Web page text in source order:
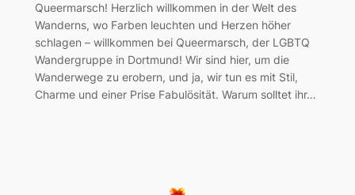
Queermarsch! Herzlich willkommen in der Welt des
Wanderns, wo Farben leuchten und Herzen höher
schlagen – willkommen bei Queermarsch, der LGBTQ
Wandergruppe in Dortmund! Wir sind hier, um die
Wanderwege zu erobern, und ja, wir tun es mit Stil,
Charme und einer Prise Fabulösität. Warum solltet ihr…